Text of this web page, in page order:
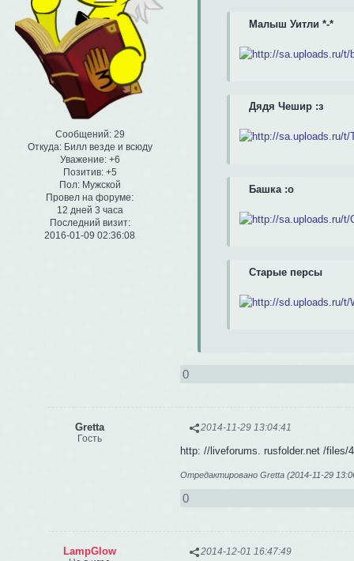
Сообщений: 29
Откуда: Билл везде и всюду
Уважение: +6
Позитив: +5
Пол: Мужской
Провел на форуме:
12 дней 3 часа
Последний визит:
2016-01-09 02:36:08
Малыш Уитли *-*
Дядя Чешир :з
Башка :о
Старые персы
0
2014-11-29 13:04:41
Gretta
Гость
http: //liveforums. rusfolder.net /files/
Отредактировано Gretta (2014-11-29
0
2014-12-01 16:47:49
LampGlow